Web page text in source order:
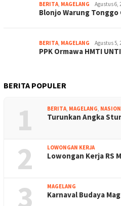
BERITA, MAGELANG Agustus 6,
Blonjo Warung
BERITA, MAGELANG Agustus 5,
PPK Ormawa HMTI
BERITA POPULER
1 BERITA, MAGELANG,
Turunkan Angka
2 LOWONGAN KERJA
Lowongan Kerja RS
3 MAGELANG
Karnaval Budaya